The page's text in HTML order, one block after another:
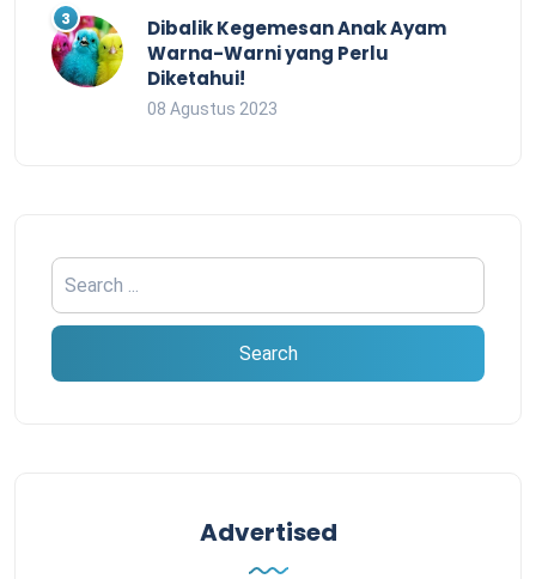
Dibalik Kegemesan Anak Ayam
Warna-Warni yang Perlu
Diketahui!
08 Agustus 2023
Advertised